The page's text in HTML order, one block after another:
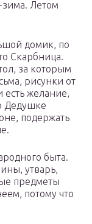
Летом
домик, по
Скарбница.
за которым
рисунки от
есть желание,
Дедушке
подержать
быта.
утварь,
предметы
потому что